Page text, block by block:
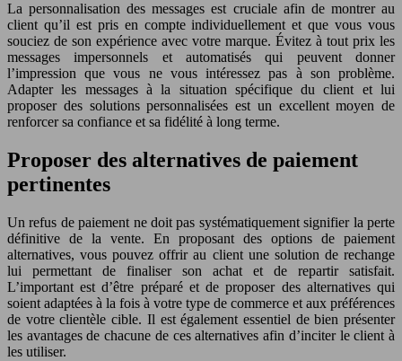
La personnalisation des messages est cruciale afin de montrer au
client qu’il est pris en compte individuellement et que vous vous
souciez de son expérience avec votre marque. Évitez à tout prix les
messages impersonnels et automatisés qui peuvent donner
l’impression que vous ne vous intéressez pas à son problème.
Adapter les messages à la situation spécifique du client et lui
proposer des solutions personnalisées est un excellent moyen de
renforcer sa confiance et sa fidélité à long terme.
Proposer des alternatives de paiement
pertinentes
Un refus de paiement ne doit pas systématiquement signifier la perte
définitive de la vente. En proposant des options de paiement
alternatives, vous pouvez offrir au client une solution de rechange
lui permettant de finaliser son achat et de repartir satisfait.
L’important est d’être préparé et de proposer des alternatives qui
soient adaptées à la fois à votre type de commerce et aux préférences
de votre clientèle cible. Il est également essentiel de bien présenter
les avantages de chacune de ces alternatives afin d’inciter le client à
les utiliser.